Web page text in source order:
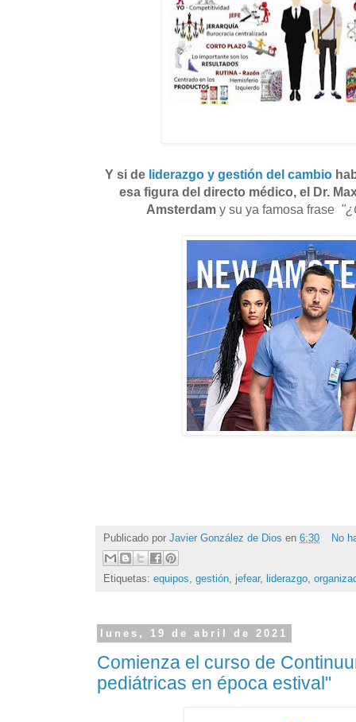
Y si de liderazgo y gestión del cambio
esa figura del directo médico, el Dr.
Amsterdam y su ya famosa frase
Publicado por Javier González de Dios en 6:30 No
Etiquetas: equipos, gestión, jefear, liderazgo,
lunes, 19 de abril de 2021
Comienza el curso de
pediátricas en época estival"